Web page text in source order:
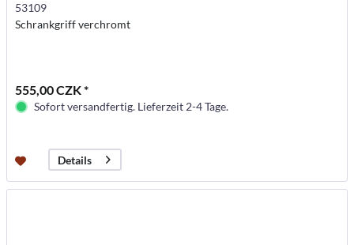
53109
Schrankgriff verchromt
555,00 CZK *
Sofort versandfertig. Lieferzeit 2-4 Tage.
Details